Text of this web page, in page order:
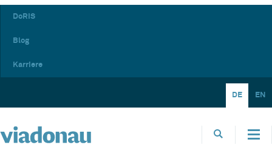
DoRIS
Blog
Karriere
DE EN